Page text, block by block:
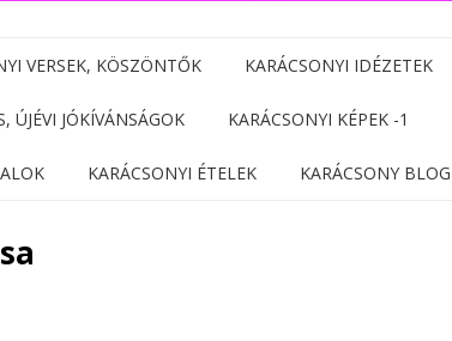
VERSEK, KÖSZÖNTŐK KARÁCSONYI IDÉZETEK
ÚJÉVI JÓKÍVÁNSÁGOK KARÁCSONYI KÉPEK -1
KARÁCSONYI ÉTELEK KARÁCSONY BLOG